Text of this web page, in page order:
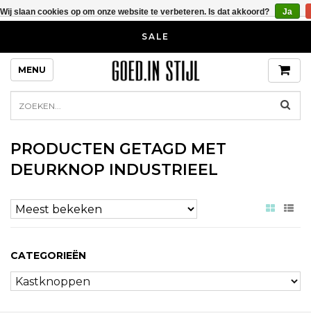
SALE
MENU
PRODUCTEN GETAGD MET
DEURKNOP INDUSTRIEEL
CATEGORIEËN
Wij slaan cookies op om onze website te verbeteren. Is dat akkoord? Ja